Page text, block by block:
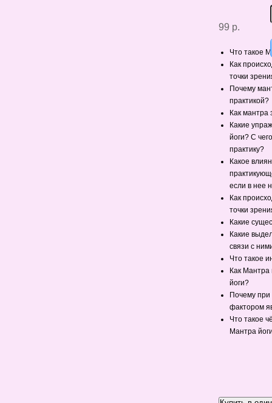
99 р.
Что такое
Как
точки
Почему
практикой?
Как
Какие
йоги? С
практику?
Какое
если в нее
Как
точки
Какие
Какие
связи с
Что такое
Как Мантра
йоги?
Почему
фактором
Что такое
Мантра